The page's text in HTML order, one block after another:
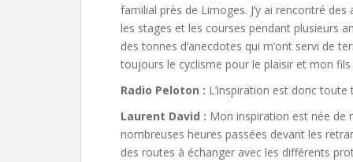
familial près de Limoges. J’y ai rencontré
les stages et les courses pendant plusieurs
des tonnes d’anecdotes qui m’ont servi de
toujours le cyclisme pour le plaisir et mon
Radio Peloton : L’inspiration est donc
Laurent David : Mon inspiration est née de
nombreuses heures passées devant les
des routes à échanger avec les différents